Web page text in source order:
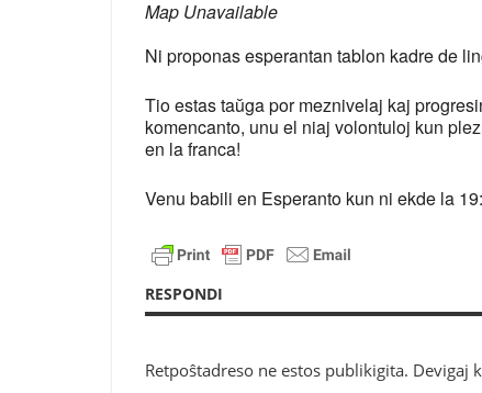
Map Unavailable
Ni proponas esperantan tablon kadre de
Tio estas taŭga por meznivelaj kaj
komencanto, unu el niaj volontuloj kun
en la franca!
Venu babili en Esperanto kun ni ekde la
RESPONDI
Retpoŝtadreso ne estos publikigita. Devigaj